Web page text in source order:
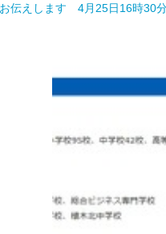
伝えします 4月25日16時30